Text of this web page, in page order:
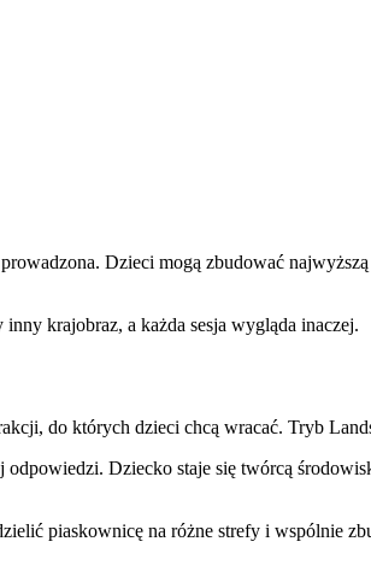
Dzieci mogą zbudować
krajobraz, a każda sesja wygląda inaczej.
do których dzieci chcą wracać. Tryb
Dziecko staje się twórcą
piaskownicę na różne strefy i wspólnie